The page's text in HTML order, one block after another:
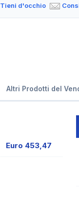
Tieni d'occhio
Altri Prodotti del
Euro 453,47